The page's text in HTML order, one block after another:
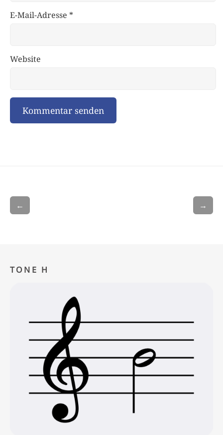
E-Mail-Adresse *
Website
← →
TONE H